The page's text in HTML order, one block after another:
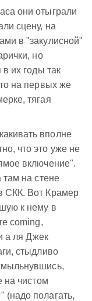
они отыграли
сцену, на
в "закулисной"
но
их годы так
на первых же
тягая
вполне
что это уже не
включение".
там на стене
СКК. Вот Крамер
к нему в
coming,
а ля Джек
стыдливо
на чистом
полагать,